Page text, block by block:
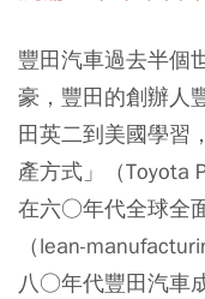
豐田汽車過去半個
豪，豐田的創辦人
田英二到美國學習
產方式」（Toyota
在六○年代全球全
（lean-
八○年代豐田汽車